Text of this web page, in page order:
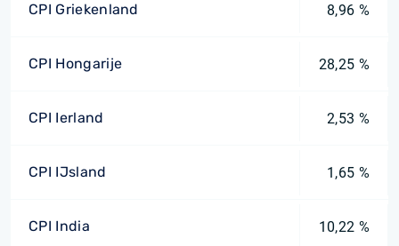
CPI Griekenland 8,96 %
CPI Hongarije 28,25 %
CPI Ierland 2,53 %
CPI IJsland 1,65 %
CPI India 10,22 %